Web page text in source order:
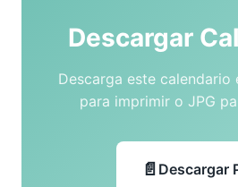
Descargar
Descarga este calendario
para imprimir o JPG
Descargar